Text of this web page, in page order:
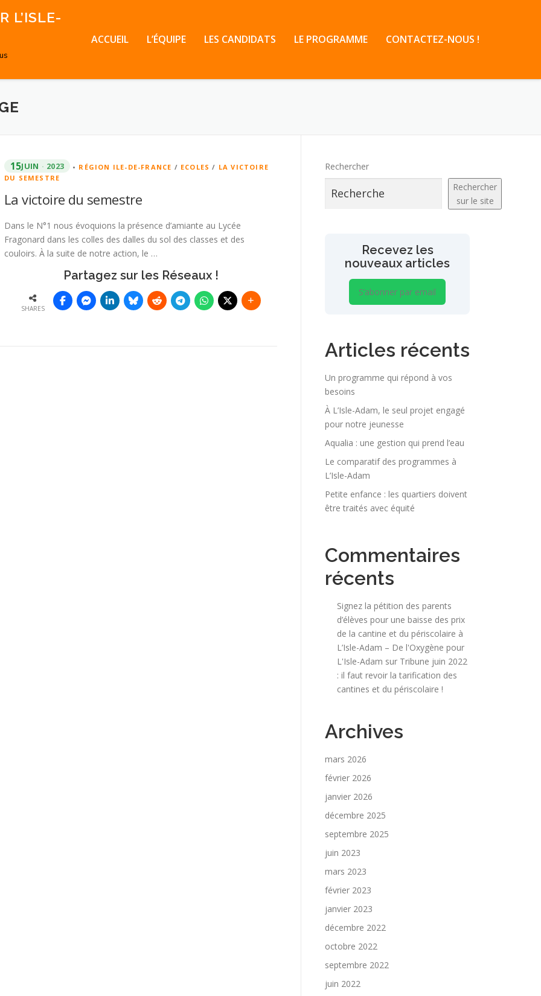
L’ISLE-
ACCUEIL L’ÉQUIPE LES CANDIDATS LE PROGRAMME CONTACTEZ-NOUS !
15JUIN 2023 • RÉGION ILE-DE-FRANCE / ECOLES / LA VICTOIRE
DU SEMESTRE
La victoire du semestre
Dans le N°1 nous évoquions la présence d’amiante au Lycée
Fragonard dans les colles des dalles du sol des classes et des
couloirs. À la suite de notre action, le …
Partagez sur les Réseaux !
SHARES
Rechercher
Rechercher
sur le site
Recevez les
nouveaux articles
S’abonner par email
Articles récents
Un programme qui répond à vos
besoins
À L’Isle-Adam, le seul projet engagé
pour notre jeunesse
Aqualia : une gestion qui prend l’eau
Le comparatif des programmes à
L’Isle-Adam
Petite enfance : les quartiers doivent
être traités avec équité
Commentaires
récents
Signez la pétition des parents
d’élèves pour une baisse des prix
de la cantine et du périscolaire à
L’Isle-Adam – De l'Oxygène pour
L'Isle-Adam sur Tribune juin 2022
: il faut revoir la tarification des
cantines et du périscolaire !
Archives
mars 2026
février 2026
janvier 2026
décembre 2025
septembre 2025
juin 2023
mars 2023
février 2023
janvier 2023
décembre 2022
octobre 2022
septembre 2022
juin 2022